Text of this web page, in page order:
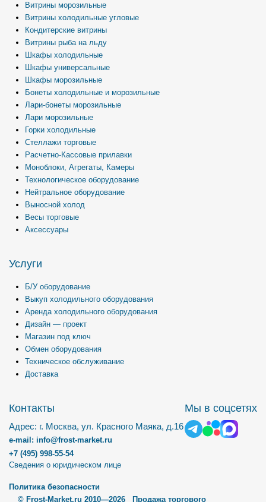
Витрины морозильные
Витрины холодильные угловые
Кондитерские витрины
Витрины рыба на льду
Шкафы холодильные
Шкафы универсальные
Шкафы морозильные
Бонеты холодильные и морозильные
Лари-бонеты морозильные
Лари морозильные
Горки холодильные
Стеллажи торговые
Расчетно-Кассовые прилавки
Моноблоки, Агрегаты, Камеры
Технологическое оборудование
Нейтральное оборудование
Выносной холод
Весы торговые
Аксессуары
Услуги
Б/У оборудование
Выкуп холодильного оборудования
Аренда холодильного оборудования
Дизайн — проект
Магазин под ключ
Обмен оборудования
Техническое обслуживание
Доставка
Контакты
Адрес: г. Москва, ул. Красного Маяка, д.16
e-mail: info@frost-market.ru
+7 (495) 998-55-54
Сведения о юридическом лице
Политика безопасности
Мы в соцсетях
© Frost-Market.ru 2010—2026 Продажа торгового